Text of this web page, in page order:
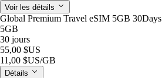
Voir les détails
Global Premium Travel eSIM 5GB 30Days
5GB
30 jours
55,00 $US
11,00 $US/GB
Détails